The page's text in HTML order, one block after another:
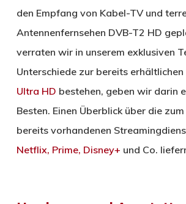
den Empfang von Kabel-TV und
Antennenfernsehen DVB-T2 HD
verraten wir in unserem exklusiven
Unterschiede zur bereits erhältlichen
Ultra HD bestehen, geben wir darin
Besten. Einen Überblick über die
bereits vorhandenen
Netflix, Prime, Disney+ und Co.